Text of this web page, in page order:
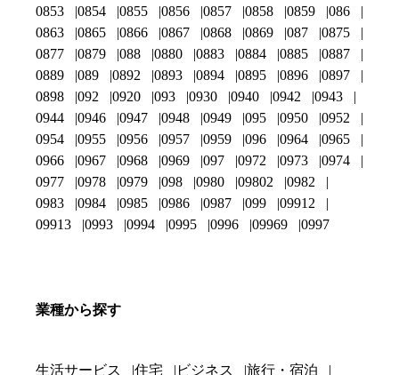
0853
0854 0855 0856 0857 0858 0859
086
0863
0865 0866 0867 0868 0869 087
0875
0877
0879 088 0880 0883 0884 0885
0887
0889
089 0892 0893 0894 0895 0896
0897
0898
092 0920 093 0930 0940 0942
0943
0944
0946 0947 0948 0949 095 0950
0952
0954
0955 0956 0957 0959 096 0964
0965
0966
0967 0968 0969 097 0972 0973
0974
0977
0978 0979 098 0980 09802
0982
0983
0984 0985 0986 0987 099
09912
09913
0993 0994 0995 0996 09969 0997
業種から探す
生活サービス 住宅 ビジネス
旅行・宿泊